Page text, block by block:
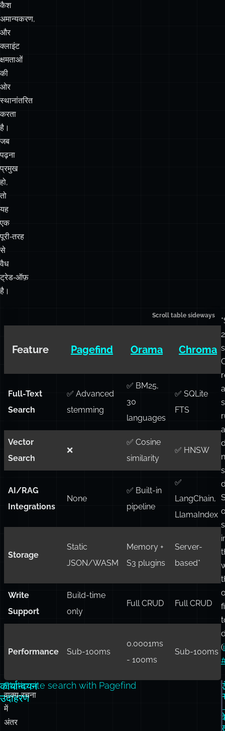
को
बिल्ड
पाइपलाइन,
इंडेक्स
ताज़ा‑रखाव,
कैश
अमान्यकरण,
और
क्लाइंट
क्षमताओं
की
ओर
स्थानांतरित
करता
है।
जब
पढ़ना
प्रमुख
हो,
तो
यह
एक
ट्रेड‑ऑफ़
Orama
Full-Text
✅ BM25,
30
languages
FTS
Vector
Search
✅ Cosine
similarity
✅ HNSW
AI/RAG
None
✅ Built-in
✅
LangChain,
LlamaIndex
Storage
Static
Support
only
Performance
a
(